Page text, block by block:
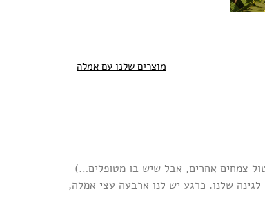
מוצרים שלנו עם אמלה
צמחים אחרים, אבל שיש בו מטופלים…)
שלנו. כרגע יש לנו ארבעה עצי אמלה,